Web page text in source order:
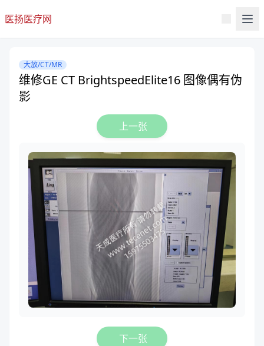
医扬医疗网
大放/CT/MR
维修GE CT BrightspeedElite16 图像偶有伪
影
上一张
下一张